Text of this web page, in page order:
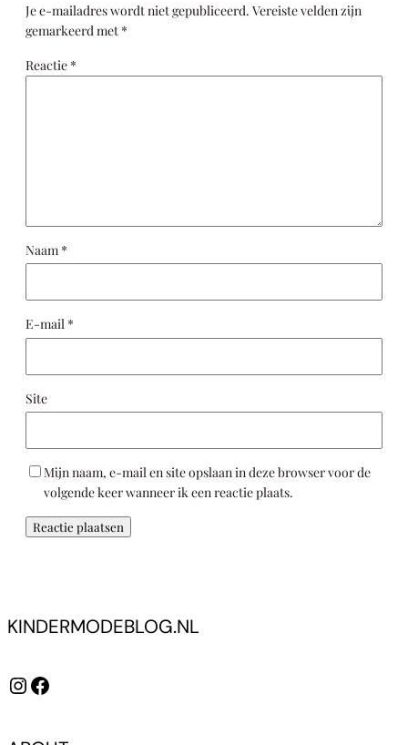
Je e-mailadres wordt niet gepubliceerd. Vereiste velden zijn
gemarkeerd met *
Reactie *
Naam *
E-mail *
Site
Mijn naam, e-mail en site opslaan in deze browser voor de
volgende keer wanneer ik een reactie plaats.
KINDERMODEBLOG.NL
InstagramFacebook